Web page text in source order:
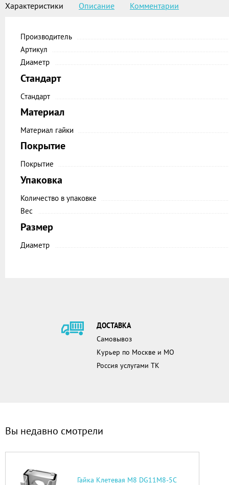
Характеристики Описание Комментарии
Производитель
Артикул
Диаметр
Стандарт
Стандарт
Материал
Материал гайки
Покрытие
Покрытие
Упаковка
Количество в упаковке
Вес
Размер
Диаметр
ДОСТАВКА
Самовывоз
Курьер по Москве и МО
Россия услугами ТК
Вы недавно смотрели
Гайка Клетевая М8 DG11М8-5C